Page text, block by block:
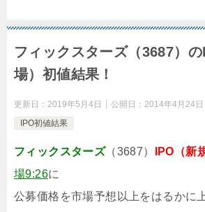
フィックスターズ（3687）
場）初値結果！
更新日： 2019年5月4日 公開日： 2014年4月24日
IPO初値結果
フィックスターズ（3687） IPO（新
場9:26に
公募価格を市場予想以上をはるかに